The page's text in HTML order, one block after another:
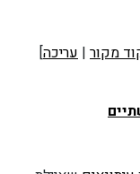
מקור | עריכה]